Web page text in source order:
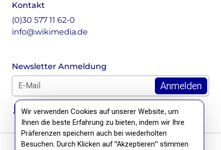
Kontakt
(0)30 577 11 62-0
info@wikimedia.de
Newsletter Anmeldung
E-Mail für Newsletter *
DSGVO Hinweis
Wir verwenden Cookies auf unserer Website, um
Ihnen die beste Erfahrung zu bieten, indem wir Ihre
Präferenzen speichern auch bei wiederholten
Besuchen. Durch Klicken auf "Akzeptieren" stimmen